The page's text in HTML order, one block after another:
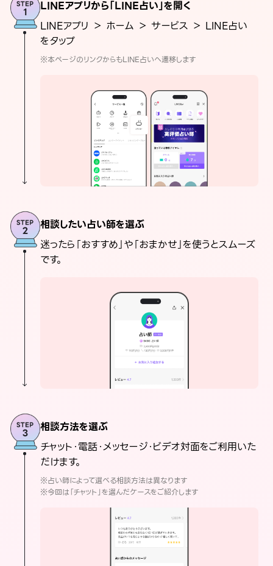
LINEアプリから「LINE占い」を開く
LINEアプリ ＞ ホーム ＞ サービス ＞ LINE占い
をタップ
※本ページのリンクからもLINE占いへ遷移します
相談したい占い師を選ぶ
迷ったら「おすすめ」や「おまかせ」を使うとスムーズ
です。
相談方法を選ぶ
チャット・電話・メッセージ・ビデオ対面をご利用いた
だけます。
※占い師によって選べる相談方法は異なります
※今回は「チャット」を選んだケースをご紹介します